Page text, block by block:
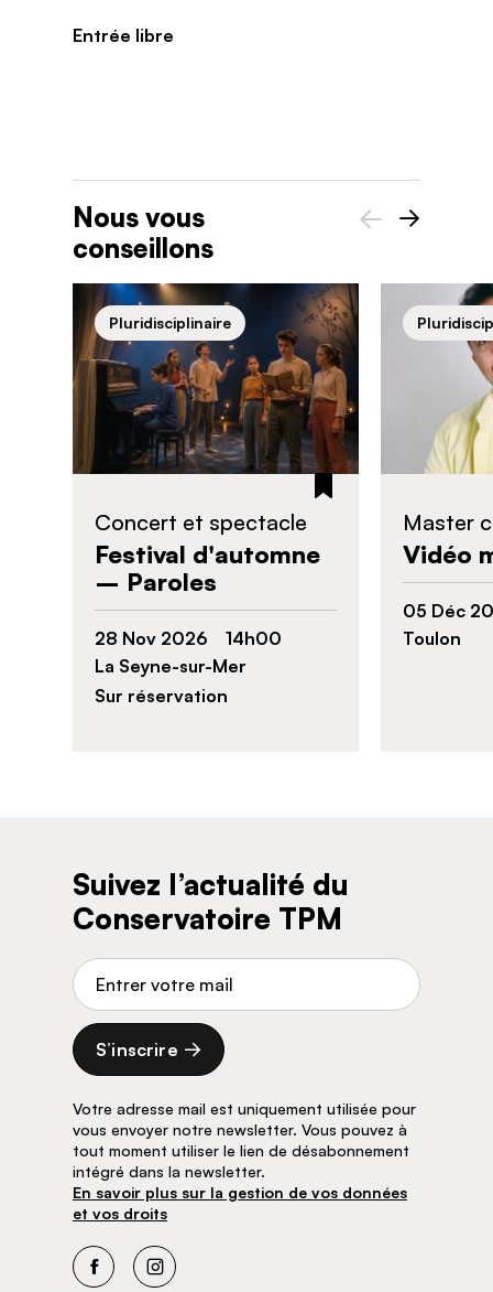
Entrée libre
Nous vous
conseillons
Festival d'automne
– Paroles
Concert et spectacle
28 Nov 2026 14h00
La Seyne-sur-Mer
Sur réservation
Pluridisciplinaire
Vidéo
Master
05 Déc
Toulon
Suivez l’actualité du
Conservatoire TPM
Adresse de courriel
S’inscrire
Votre adresse mail est uniquement utilisée pour
vous envoyer notre newsletter. Vous pouvez à
tout moment utiliser le lien de désabonnement
intégré dans la newsletter.
En savoir plus sur la gestion de vos données
et vos droits
FacebookInstagram